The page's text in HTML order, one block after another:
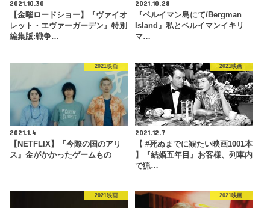
2021.10.30
【金曜ロードショー】『ヴァイオ
レット・エヴァーガーデン』特別
編集版:戦争…
2021.10.28
『ベルイマン島にて/Bergman
Island』私とベルイマンイキリ
マ…
2021映画
2021.1.4
【NETFLIX】『今際の国のアリ
ス』金がかかったゲームもの
2021映画
2021.12.7
【 #死ぬまでに観たい映画1001本
】『結婚五年目』お客様、列車内
で猟…
2021映画 2021映画